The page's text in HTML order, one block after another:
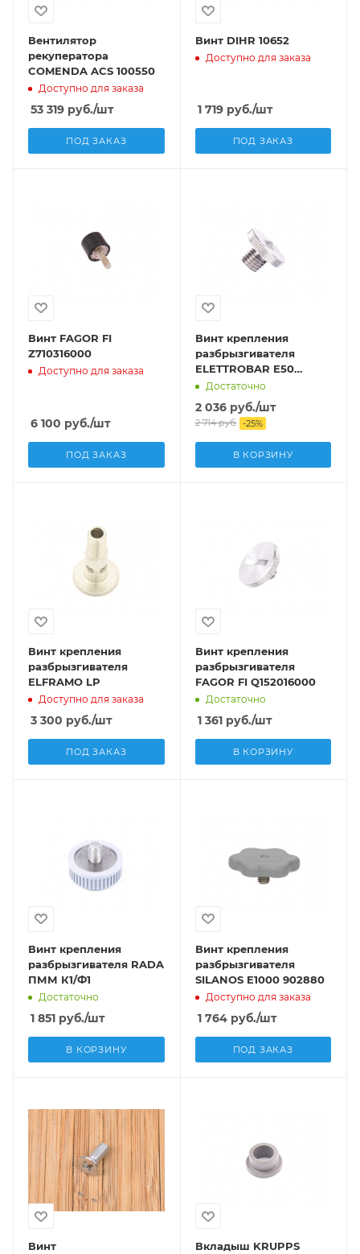
Вентилятор
рекуператора
COMENDA ACS 100550
Доступно для заказа
53 319 руб./шт
ПОД ЗАКАЗ
Винт DIHR 10652
Доступно для заказа
1 719руб./шт
ПОД ЗАКАЗ
Винт FAGOR FI
Z710316000
Доступно для заказа
6 100 руб./шт
ПОД ЗАКАЗ
Винт крепления
разбрызгивателя
ELETTROBAR E50
454002
Достаточно
2 036руб./шт
2 714руб. -25%
В КОРЗИНУ
Винт крепления
разбрызгивателя
ELFRAMO LP
Доступно для заказа
3 300 руб./шт
ПОД ЗАКАЗ
Винт крепления
разбрызгивателя
FAGOR FI Q152016000
Достаточно
1 361руб./шт
В КОРЗИНУ
Винт крепления
разбрызгивателя RADA
ПММ К1/Ф1
Достаточно
1 851 руб./шт
В КОРЗИНУ
Винт крепления
разбрызгивателя
SILANOS E1000 902880
Доступно для заказа
1 764руб./шт
ПОД ЗАКАЗ
Винт
Вкладыш KRUPPS